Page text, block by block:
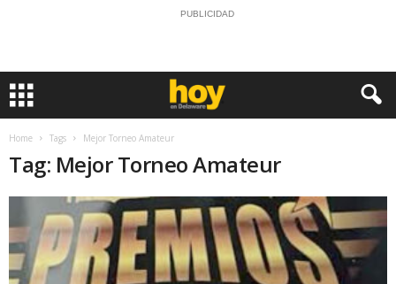
PUBLICIDAD
Home Tags Mejor Torneo Amateur
Tag: Mejor Torneo Amateur